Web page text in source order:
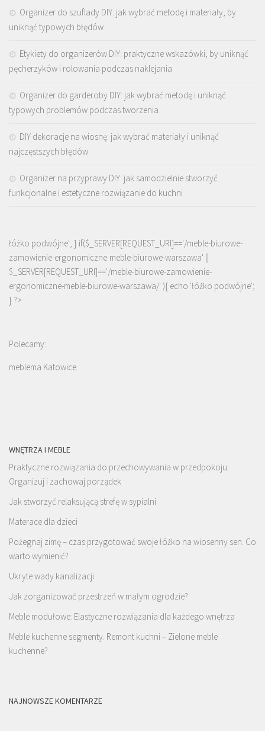
Organizer do szuflady DIY: jak wybrać metodę i materiały, by
uniknąć typowych błędów
Etykiety do organizerów DIY: praktyczne wskazówki, by uniknąć
pęcherzyków i rolowania podczas naklejania
Organizer do garderoby DIY: jak wybrać metodę i uniknąć
typowych problemów podczas tworzenia
DIY dekoracje na wiosnę: jak wybrać materiały i uniknąć
najczęstszych błędów
Organizer na przyprawy DIY: jak samodzielnie stworzyć
funkcjonalne i estetyczne rozwiązanie do kuchni
łóżko podwójne'; } if($_SERVER[REQUEST_URI]=='/meble-biurowe-
zamowienie-ergonomiczne-meble-biurowe-warszawa' ||
$_SERVER[REQUEST_URI]=='/meble-biurowe-zamowienie-
ergonomiczne-meble-biurowe-warszawa/' ){ echo 'łóżko podwójne';
} ?>
Polecamy:
meblema Katowice
WNĘTRZA I MEBLE
Praktyczne rozwiązania do przechowywania w przedpokoju:
Organizuj i zachowaj porządek
Jak stworzyć relaksującą strefę w sypialni
Materace dla dzieci
Pożegnaj zimę – czas przygotować swoje łóżko na wiosenny sen. Co
warto wymienić?
Ukryte wady kanalizacji
Jak zorganizować przestrzeń w małym ogrodzie?
Meble modułowe: Elastyczne rozwiązania dla każdego wnętrza
Meble kuchenne segmenty. Remont kuchni – Zielone meble
kuchenne?
NAJNOWSZE KOMENTARZE